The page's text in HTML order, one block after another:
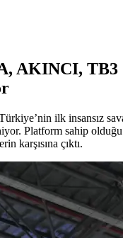
AKINCI, TB3
ilk insansız
Platform sahip olduğu
karşısına çıktı.